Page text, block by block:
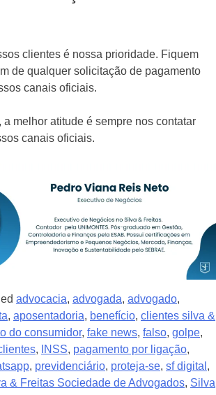
clientes é nossa prioridade. Fiquem
de qualquer solicitação de pagamento
canais oficiais.
a melhor atitude é sempre nos contatar
canais oficiais.
advocacia, advogada, advogado,
, aposentadoria, benefício, clientes silva &
do consumidor, fake news, falso, golpe,
, INSS, pagamento por ligação,
, previdenciário, proteja-se, sf digital ,
& Freitas Sociedade de Advogados, Silva